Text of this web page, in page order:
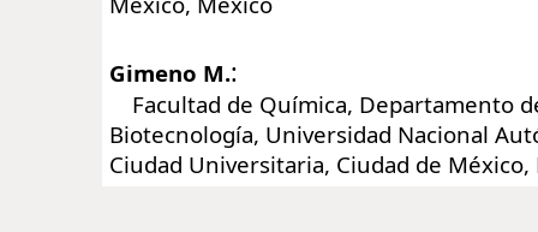
Gimeno M.:
Facultad de Química, Departamento
Biotecnología, Universidad Nacional
Ciudad Universitaria, Ciudad de México,